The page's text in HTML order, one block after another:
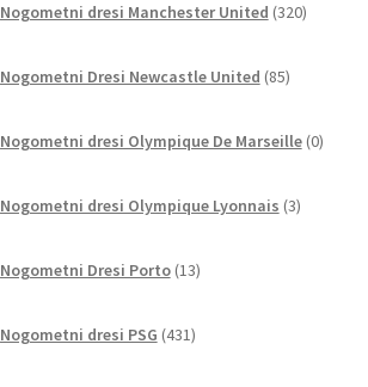
Nogometni dresi Manchester United 320izdelkov
Nogometni Dresi Newcastle United 85izdelkov
Nogometni dresi Olympique De Marseille 0
Nogometni dresi Olympique Lyonnais 3izdelki
Nogometni Dresi Porto 13izdelkov
Nogometni dresi PSG 431izdelkov